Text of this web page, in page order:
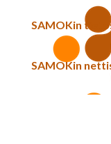
SAMOKin
SAMOKin